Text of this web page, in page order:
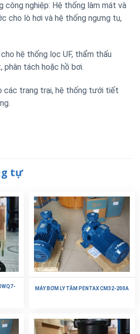
công nghiệp: Hệ thống làm mát và
cho lò hơi và hệ thống ngưng tụ,
hệ thống lọc UF, thẩm thấu
phân tách hoặc hồ bơi.
các trang trại, hệ thống tưới tiết
tự
MÁY BƠM LY TÂM PENTAX CM32-200A